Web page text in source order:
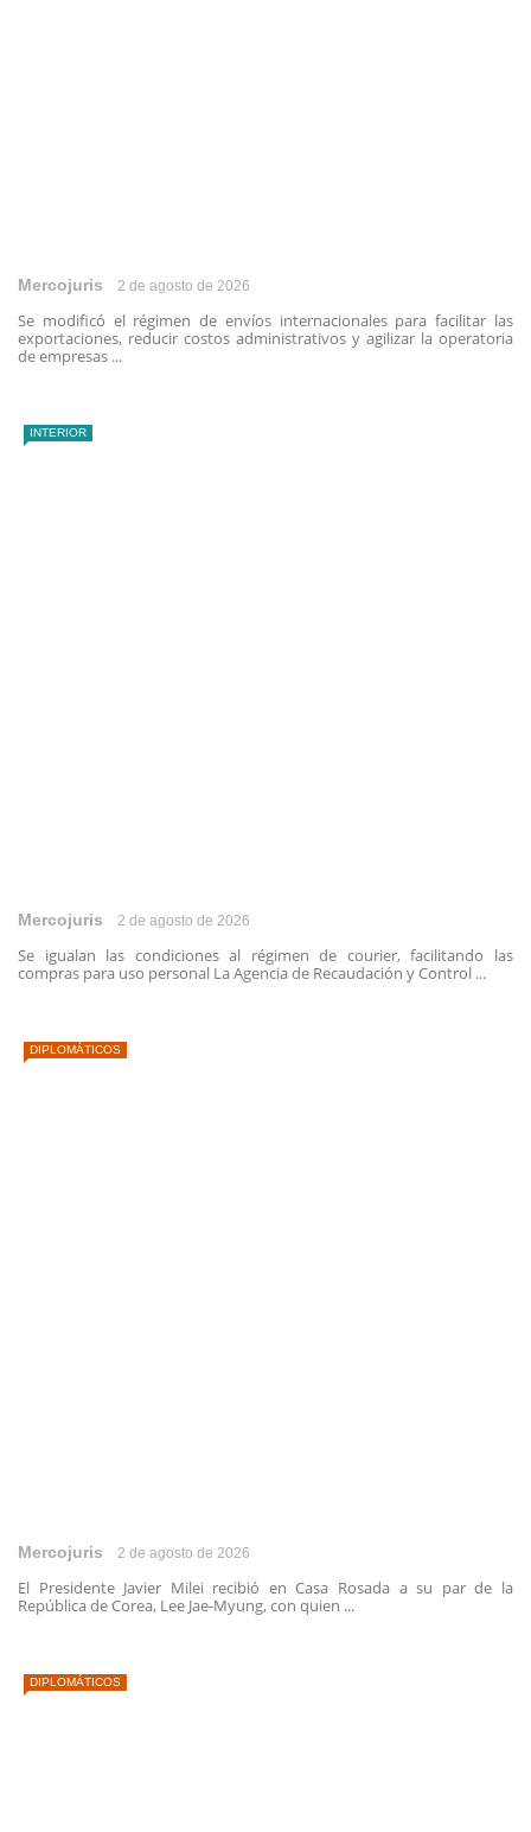
Mercojuris 2 de agosto de 2026
Se modificó el régimen de envíos internacionales para facilitar las
exportaciones, reducir costos administrativos y agilizar la operatoria
de empresas ...
INTERIOR
Mercojuris 2 de agosto de 2026
Se igualan las condiciones al régimen de courier, facilitando las
compras para uso personal La Agencia de Recaudación y Control ...
DIPLOMÁTICOS
Mercojuris 2 de agosto de 2026
El Presidente Javier Milei recibió en Casa Rosada a su par de la
República de Corea, Lee Jae-Myung, con quien ...
DIPLOMÁTICOS